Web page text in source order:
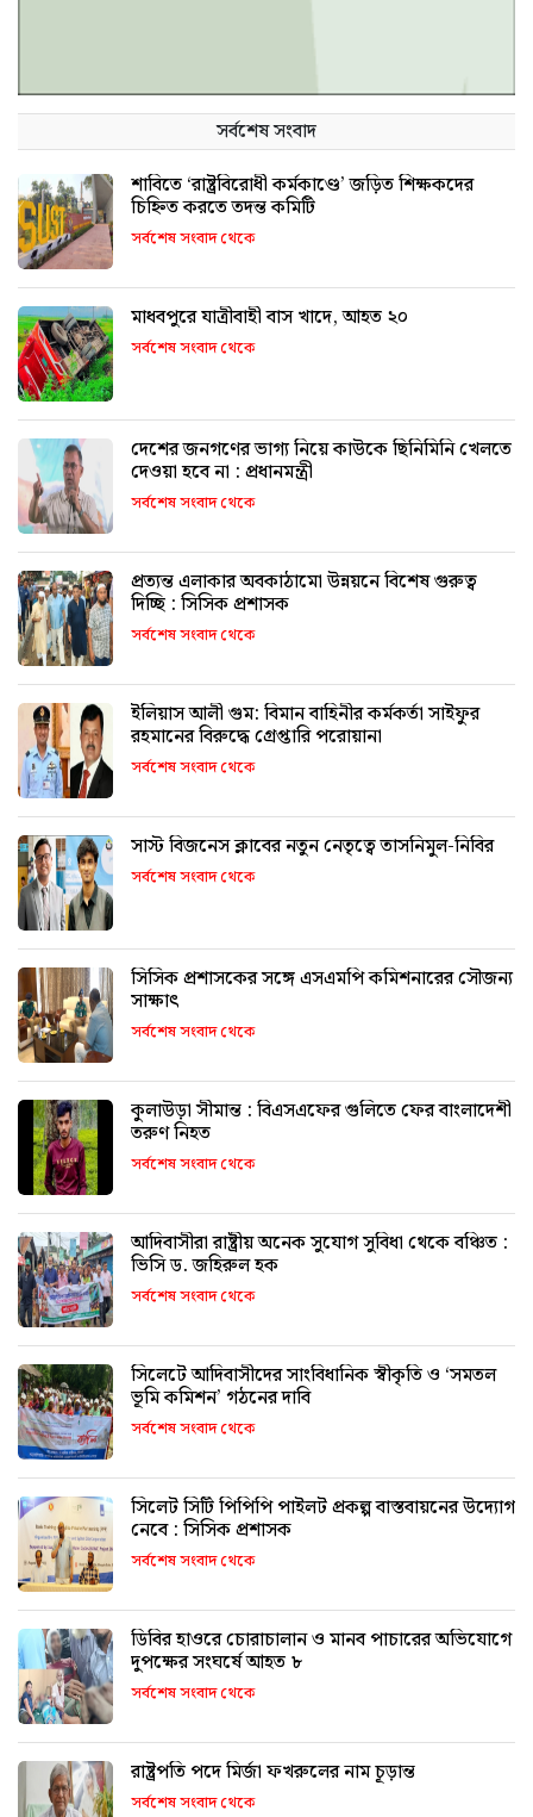
সর্বশেষ সংবাদ
শাবিতে ‘রাষ্ট্রবিরোধী কর্মকাণ্ডে’ জড়িত শিক্ষকদের
চিহ্নিত করতে তদন্ত কমিটি
সর্বশেষ সংবাদ থেকে
মাধবপুরে যাত্রীবাহী বাস খাদে, আহত ২০
সর্বশেষ সংবাদ থেকে
দেশের জনগণের ভাগ্য নিয়ে কাউকে ছিনিমিনি খেলতে
দেওয়া হবে না : প্রধানমন্ত্রী
সর্বশেষ সংবাদ থেকে
প্রত্যন্ত এলাকার অবকাঠামো উন্নয়নে বিশেষ গুরুত্ব
দিচ্ছি : সিসিক প্রশাসক
সর্বশেষ সংবাদ থেকে
ইলিয়াস আলী গুম: বিমান বাহিনীর কর্মকর্তা সাইফুর
রহমানের বিরুদ্ধে গ্রেপ্তারি পরোয়ানা
সর্বশেষ সংবাদ থেকে
সাস্ট বিজনেস ক্লাবের নতুন নেতৃত্বে তাসনিমুল-নিবির
সর্বশেষ সংবাদ থেকে
সিসিক প্রশাসকের সঙ্গে এসএমপি কমিশনারের সৌজন্য
সাক্ষাৎ
সর্বশেষ সংবাদ থেকে
কুলাউড়া সীমান্ত : বিএসএফের গুলিতে ফের বাংলাদেশী
তরুণ নিহত
সর্বশেষ সংবাদ থেকে
আদিবাসীরা রাষ্ট্রীয় অনেক সুযোগ সুবিধা থেকে বঞ্চিত :
ভিসি ড. জহিরুল হক
সর্বশেষ সংবাদ থেকে
সিলেটে আদিবাসীদের সাংবিধানিক স্বীকৃতি ও ‘সমতল
ভূমি কমিশন’ গঠনের দাবি
সর্বশেষ সংবাদ থেকে
সিলেট সিটি পিপিপি পাইলট প্রকল্প বাস্তবায়নের উদ্যোগ
নেবে : সিসিক প্রশাসক
সর্বশেষ সংবাদ থেকে
ডিবির হাওরে চোরাচালান ও মানব পাচারের অভিযোগে
দুপক্ষের সংঘর্ষে আহত ৮
সর্বশেষ সংবাদ থেকে
রাষ্ট্রপতি পদে মির্জা ফখরুলের নাম চূড়ান্ত
সর্বশেষ সংবাদ থেকে